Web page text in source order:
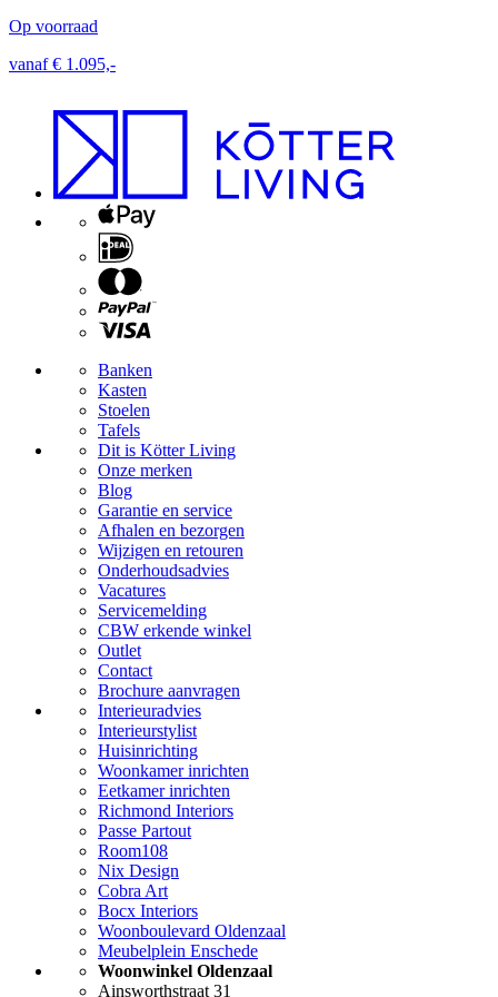
Op voorraad
vanaf € 1.095,-
Banken
Kasten
Stoelen
Tafels
Dit is Kötter Living
Onze merken
Blog
Garantie en service
Afhalen en bezorgen
Wijzigen en retouren
Onderhoudsadvies
Vacatures
Servicemelding
CBW erkende winkel
Outlet
Contact
Brochure aanvragen
Interieuradvies
Interieurstylist
Huisinrichting
Woonkamer inrichten
Eetkamer inrichten
Richmond Interiors
Passe Partout
Room108
Nix Design
Cobra Art
Bocx Interiors
Woonboulevard Oldenzaal
Meubelplein Enschede
Woonwinkel Oldenzaal
Ainsworthstraat 31